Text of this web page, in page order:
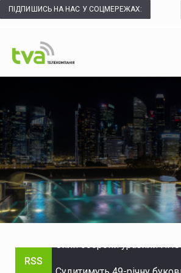
ПІДПИШИСЬ НА НАС У СОЦМЕРЕЖАХ:
RSS